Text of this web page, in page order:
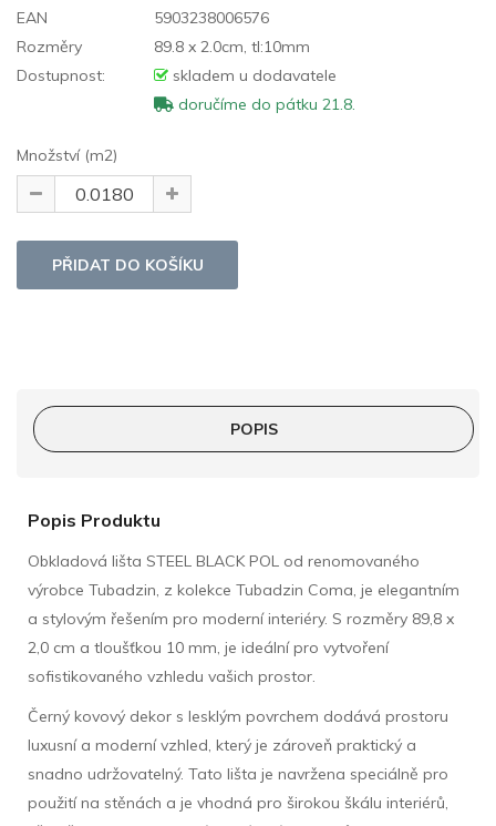
EAN
5903238006576
Rozměry
89.8 x 2.0cm, tl:10mm
Dostupnost:
skladem u dodavatele
doručíme do pátku 21.8.
Množství (m2)
POPIS
Popis Produktu
Obkladová lišta STEEL BLACK POL od renomovaného
výrobce Tubadzin, z kolekce Tubadzin Coma, je elegantním
a stylovým řešením pro moderní interiéry. S rozměry 89,8 x
2,0 cm a tloušťkou 10 mm, je ideální pro vytvoření
sofistikovaného vzhledu vašich prostor.
Černý kovový dekor s lesklým povrchem dodává prostoru
luxusní a moderní vzhled, který je zároveň praktický a
snadno udržovatelný. Tato lišta je navržena speciálně pro
použití na stěnách a je vhodná pro širokou škálu interiérů,